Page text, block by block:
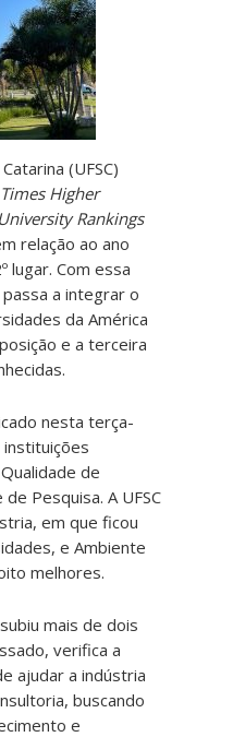
(UFSC)
Times Higher
Rankings
relação ao ano
lugar. Com essa
a integrar o
da América
e a terceira
nesta terça-
instituições
de
Pesquisa. A UFSC
em que ficou
e Ambiente
melhores.
mais de dois
verifica a
ajudar a indústria
buscando
e